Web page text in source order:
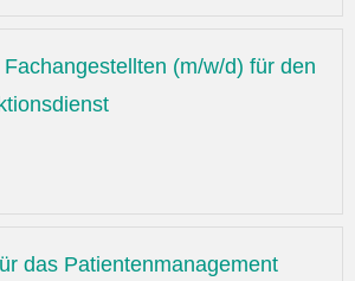
(m/w/d) für den
das Patientenmanagement